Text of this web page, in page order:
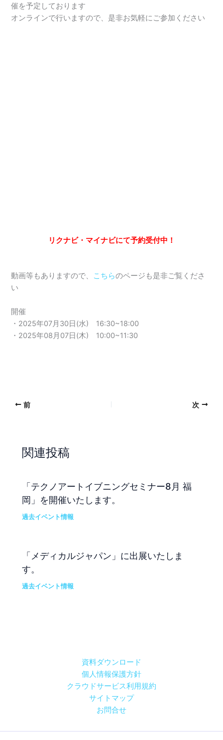
催を予定しております
オンラインで行いますので、是非お気軽にご参加ください
リクナビ・マイナビにて予約受付中！
動画等もありますので、 こちらのページも是非ご覧くださ
い
開催
・2025年07月30日(水) 16:30~18:00
・2025年08月07日(木) 10:00~11:30
前 次
関連投稿
「テクノアートイブニングセミナー8月 福
岡」を開催いたします。
過去イベント情報
「メディカルジャパン」に出展いたしま
す。
過去イベント情報
資料ダウンロード
個人情報保護方針
クラウドサービス利用規約
サイトマップ
お問合せ